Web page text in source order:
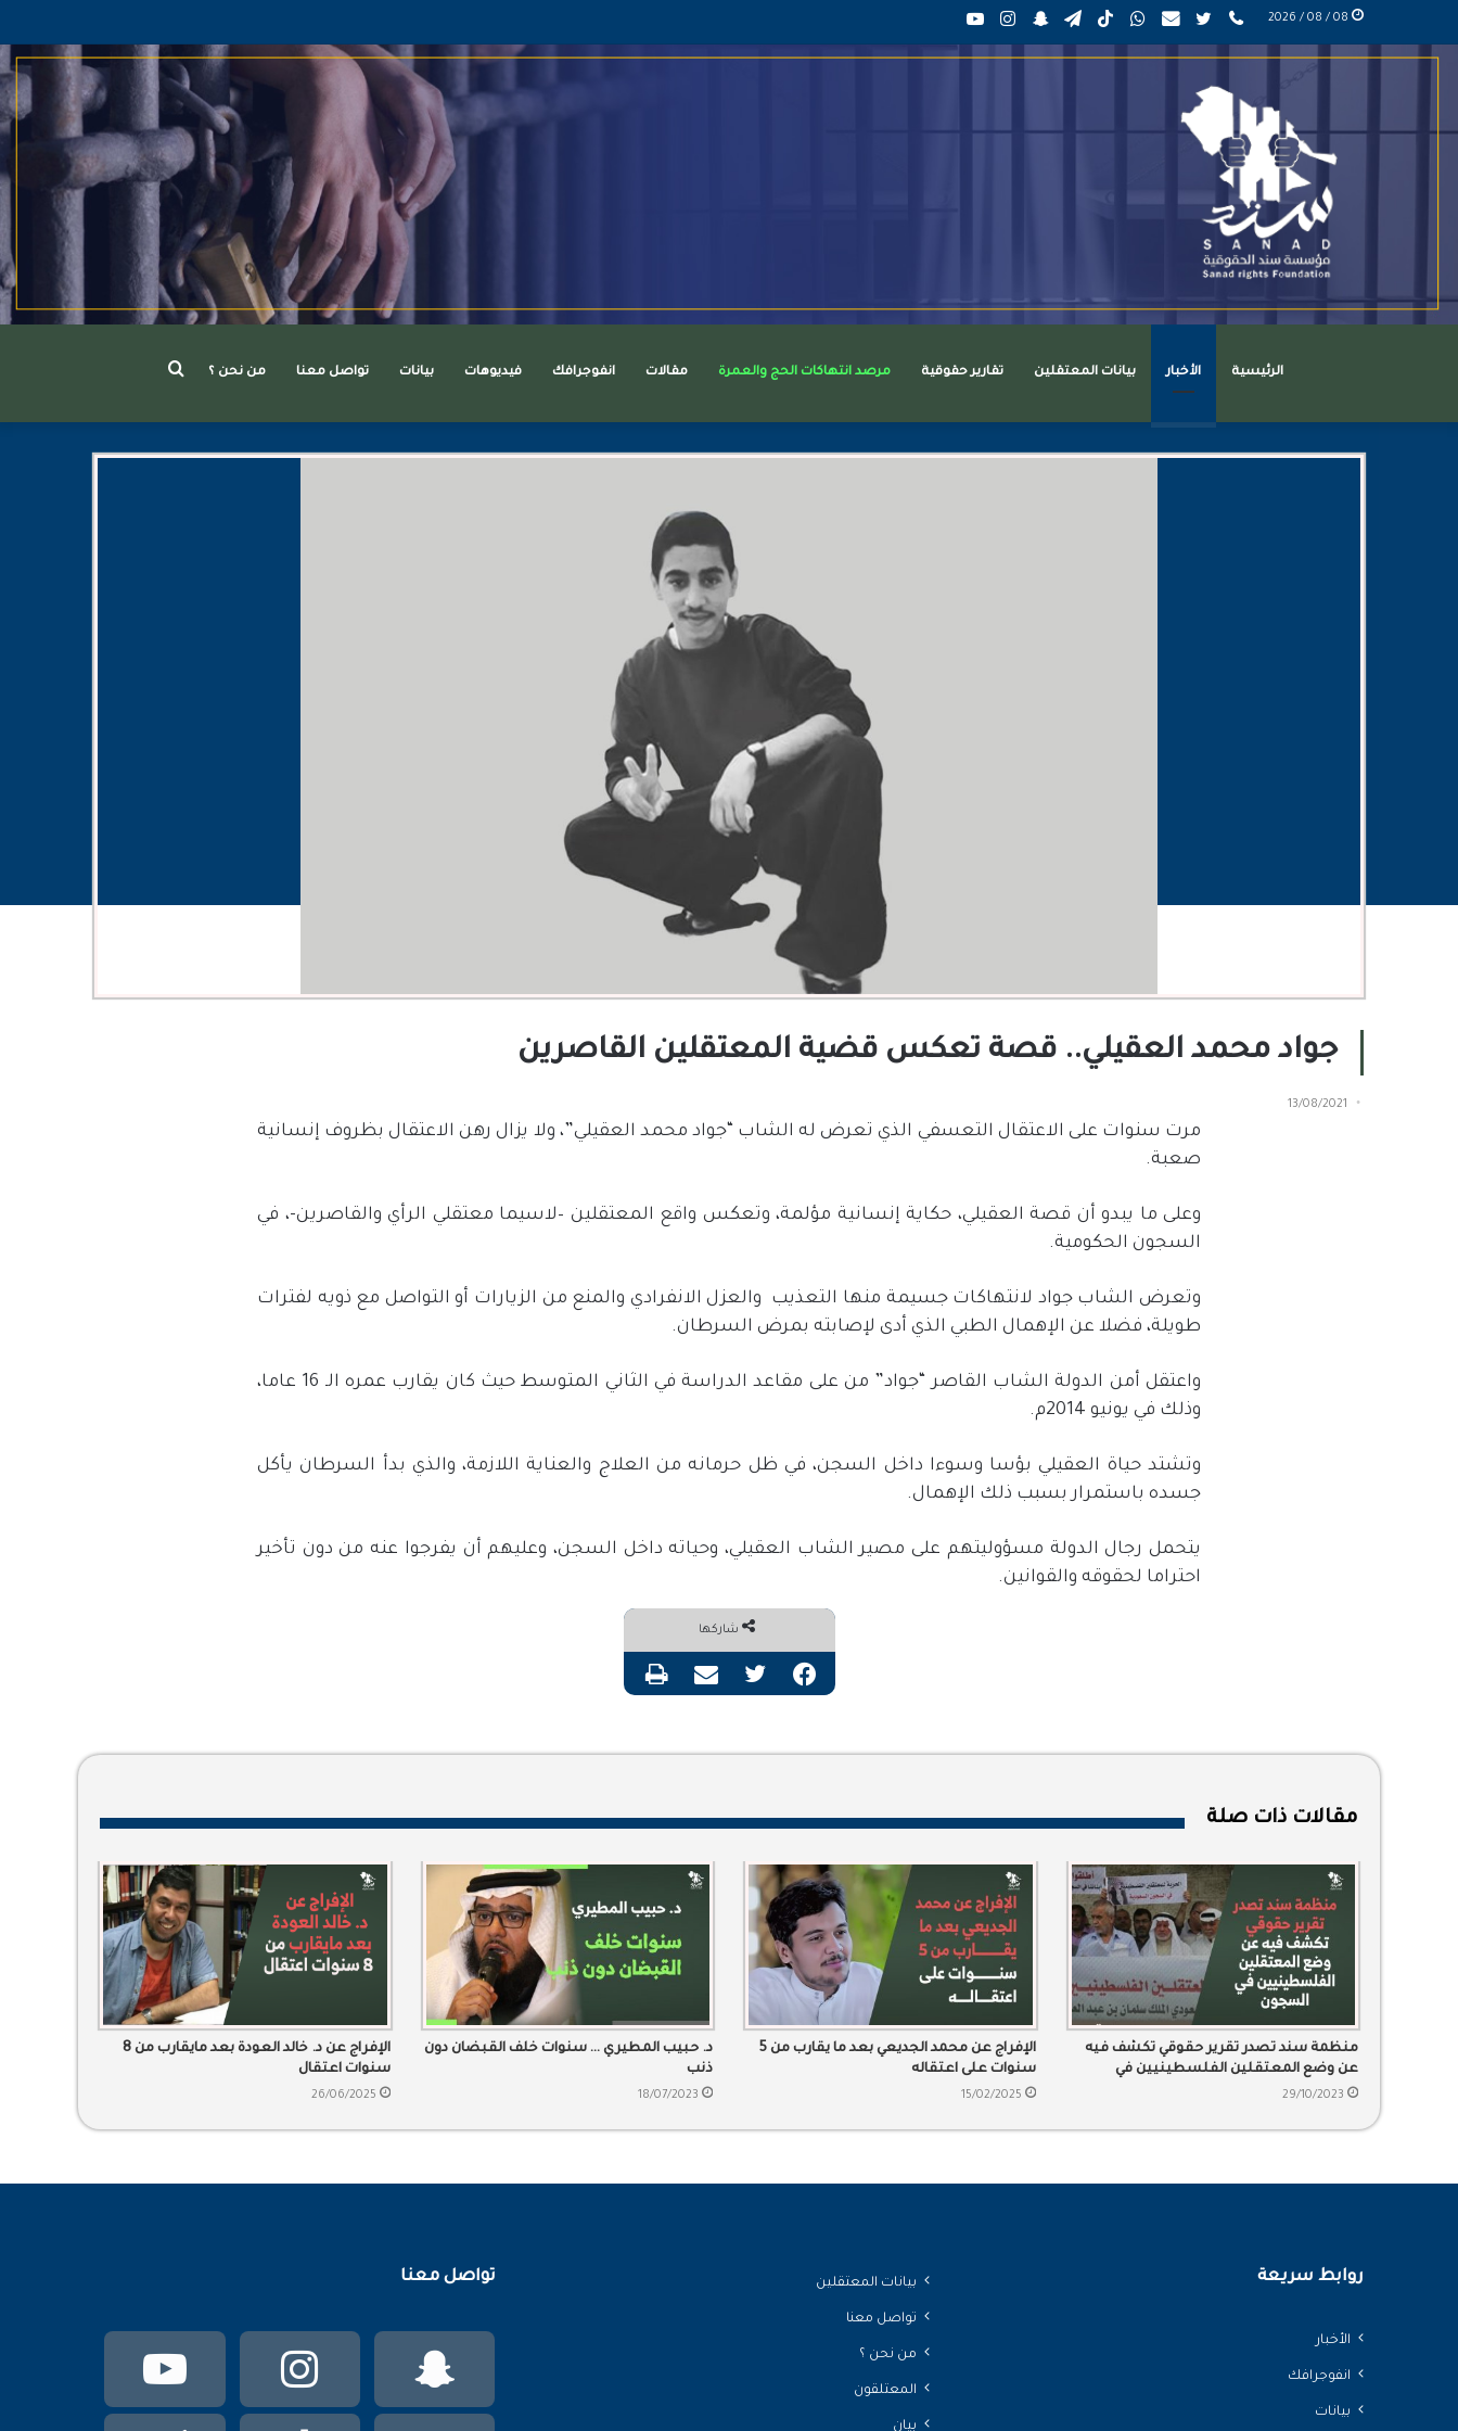
انستقرام سناب
تشات
تيلقرامTikTokواتساب mail تويتر
عربي
phone
الرئيسية الأخبار بيانات المعتقلين تقارير حقوقية مرصد انتهاكات الحج والعمرة مقالات انفوجرافك فيديوهات بيانات تواصل معنا من نحن ؟
جواد محمد العقيلي.. قصة تعكس قضية المعتقلين القاصرين
13/08/2021
مرت سنوات على الاعتقال التعسفي الذي تعرض له الشاب “جواد محمد العقيلي”، ولا يزال رهن الاعتقال بظروف إنسانية
صعبة.
وعلى ما يبدو أن قصة العقيلي، حكاية إنسانية مؤلمة، وتعكس واقع المعتقلين –لاسيما معتقلي الرأي والقاصرين-، في
السجون الحكومية.
وتعرض الشاب جواد لانتهاكات جسيمة منها التعذيب
والعزل الانفرادي والمنع من الزيارات أو التواصل مع ذويه لفترات
طويلة، فضلا عن الإهمال الطبي الذي أدى لإصابته بمرض السرطان.
واعتقل أمن الدولة الشاب القاصر “جواد” من على مقاعد الدراسة في الثاني المتوسط حيث كان يقارب عمره الـ 16 عاما،
وذلك في يونيو 2014م.
وتشتد حياة العقيلي بؤسا وسوءا داخل السجن، في ظل حرمانه من العلاج والعناية اللازمة، والذي بدأ السرطان يأكل
جسده باستمرار بسبب ذلك الإهمال.
يتحمل رجال الدولة مسؤوليتهم على مصير الشاب العقيلي، وحياته داخل السجن، وعليهم أن يفرجوا عنه من دون تأخير
احتراما لحقوقه والقوانين.
شاركها
فيسبوك تويتر مشاركة عبر البريد طباعة
مقالات ذات صلة
منظمة سند تصدر تقرير حقوقي تكشف فيه
عن وضع المعتقلين الفلسطينيين في
السجون السعودية
29/10/2023
الإفراج عن محمد الجديعي بعد ما يقارب من 5
سنوات على اعتقاله
15/02/2025
د. حبيب المطيري … سنوات خلف القبضان دون
ذنب
18/07/2023
الإفراج عن د. خالد العودة بعد مايقارب من 8
سنوات اعتقال
26/06/2025
روابط سريعة
الأخبار
انفوجرافك
بيانات
بيانات المعتقلين
تواصل معنا
من نحن ؟
المعتلقون
بيان
تواصل معنا
يوتيوبانستقرام سناب